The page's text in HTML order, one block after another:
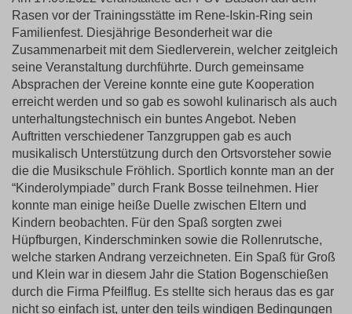
Rasen vor der Trainingsstätte im Rene-Iskin-Ring sein
Familienfest. Diesjährige Besonderheit war die
Zusammenarbeit mit dem Siedlerverein, welcher zeitgleich
seine Veranstaltung durchführte. Durch gemeinsame
Absprachen der Vereine konnte eine gute Kooperation
erreicht werden und so gab es sowohl kulinarisch als auch
unterhaltungstechnisch ein buntes Angebot. Neben
Auftritten verschiedener Tanzgruppen gab es auch
musikalisch Unterstützung durch den Ortsvorsteher sowie
die die Musikschule Fröhlich. Sportlich konnte man an der
“Kinderolympiade” durch Frank Bosse teilnehmen. Hier
konnte man einige heiße Duelle zwischen Eltern und
Kindern beobachten. Für den Spaß sorgten zwei
Hüpfburgen, Kinderschminken sowie die Rollenrutsche,
welche starken Andrang verzeichneten. Ein Spaß für Groß
und Klein war in diesem Jahr die Station Bogenschießen
durch die Firma Pfeilflug. Es stellte sich heraus das es gar
nicht so einfach ist, unter den teils windigen Bedingungen